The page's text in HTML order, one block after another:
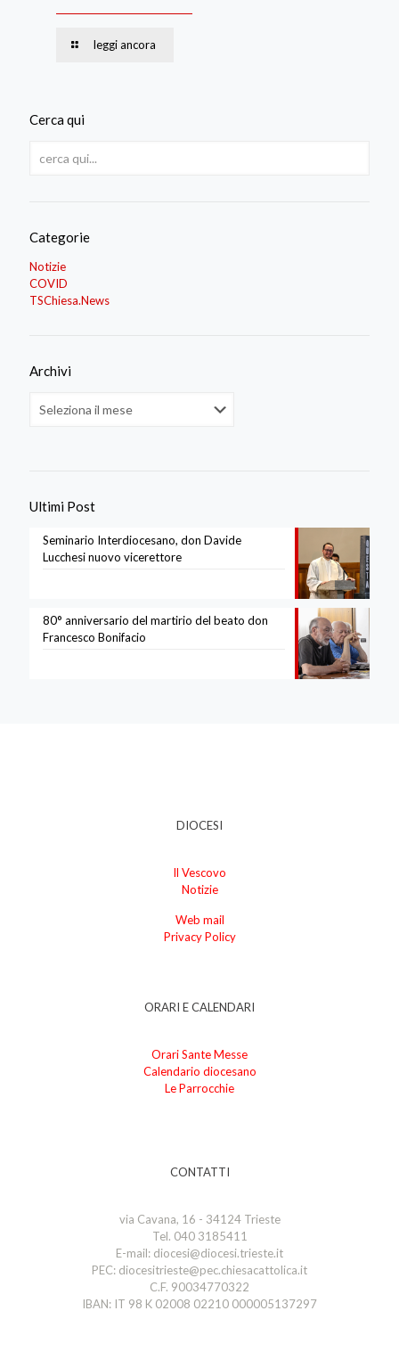
leggi ancora
Cerca qui
Categorie
Notizie
COVID
TSChiesa.News
Archivi
Ultimi Post
Seminario Interdiocesano, don Davide
Lucchesi nuovo vicerettore
80° anniversario del martirio del beato don
Francesco Bonifacio
DIOCESI
Il Vescovo
Notizie
Web mail
Privacy Policy
ORARI E CALENDARI
Orari Sante Messe
Calendario diocesano
Le Parrocchie
CONTATTI
via Cavana, 16 - 34124 Trieste
Tel. 040 3185411
E-mail: diocesi@diocesi.trieste.it
PEC: diocesitrieste@pec.chiesacattolica.it
C.F. 90034770322
IBAN: IT 98 K 02008 02210 000005137297